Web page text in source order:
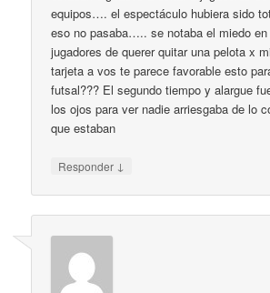
equipos…. el espectáculo hubiera sido
eso no pasaba….. se notaba el miedo en
jugadores de querer quitar una pelota x
tarjeta a vos te parece favorable esto
futsal??? El segundo tiempo y alargue
los ojos para ver nadie arriesgaba de lo
que estaban
Responder ↓